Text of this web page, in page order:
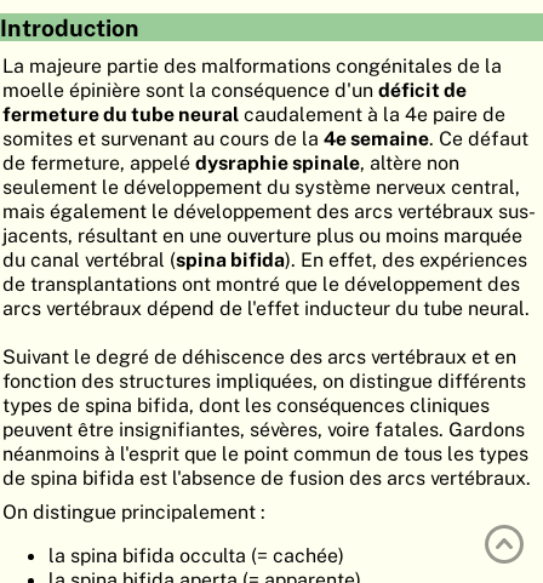
ORGANOGÉNÈSE
ATLASEMBRYOLOGY
RECHERCHER
AIDE
DE
EN
Introduction
La majeure partie des malformations congénitales de la
moelle épinière sont la conséquence d'un déficit de
fermeture du tube neural caudalement à la 4e paire de
somites et survenant au cours de la 4e semaine. Ce défaut
de fermeture, appelé dysraphie spinale, altère non
seulement le développement du système nerveux central,
mais également le développement des arcs vertébraux sus-
jacents, résultant en une ouverture plus ou moins marquée
du canal vertébral (spina bifida). En effet, des expériences
de transplantations ont montré que le développement des
arcs vertébraux dépend de l'effet inducteur du tube neural.
Suivant le degré de déhiscence des arcs vertébraux et en
fonction des structures impliquées, on distingue différents
types de spina bifida, dont les conséquences cliniques
peuvent être insignifiantes, sévères, voire fatales. Gardons
néanmoins à l'esprit que le point commun de tous les types
de spina bifida est l'absence de fusion des arcs vertébraux.
On distingue principalement :
la spina bifida occulta (= cachée)